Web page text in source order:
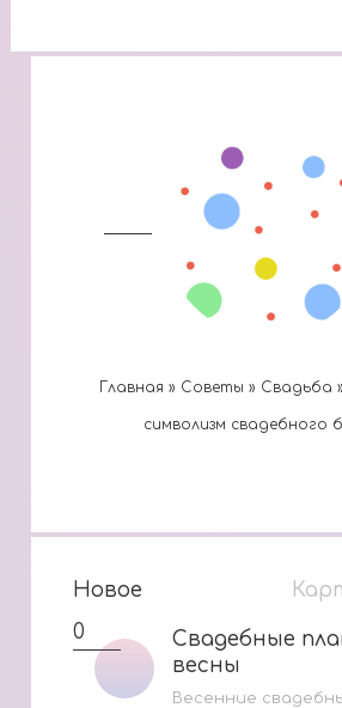
Главная » Cоветы » Cвадьба
символизм свадебного
Новое
0
Свадебные
весны
Свадебные
весны
Весенние